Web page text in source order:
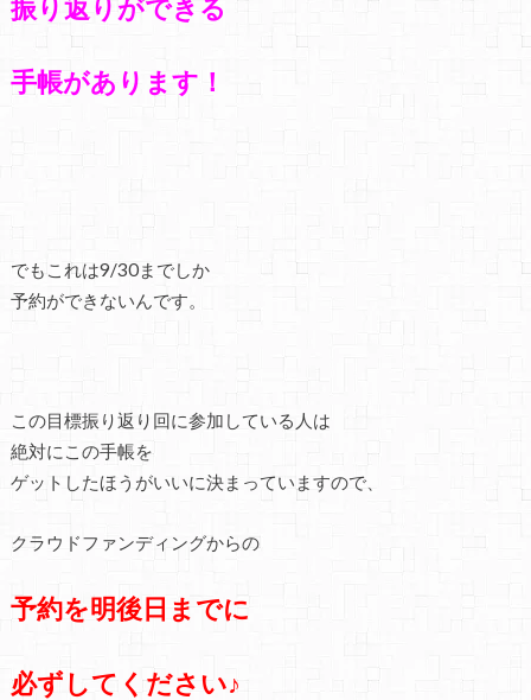
振り返りができる
手帳があります！
でもこれは9/30までしか
予約ができないんです。
この目標振り返り回に参加している人は
絶対にこの手帳を
ゲットしたほうがいいに決まっていますので、
クラウドファンディングからの
予約を明後日までに
必ずしてください♪